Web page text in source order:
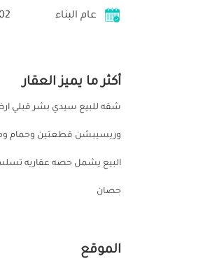
عام البناء
أكثر ما يميز العقار
وريسيبشن قطعتين وحمام
البيع يشمل حصه عقاريه تسلسل
حصان
الموقع